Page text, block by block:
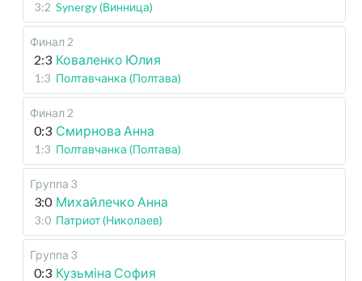
3:2 Synergy (Винница)
Финал 2
2:3 Коваленко Юлия
1:3 Полтавчанка (Полтава)
Финал 2
0:3 Смирнова Анна
1:3 Полтавчанка (Полтава)
Группа 3
3:0 Михайлечко Анна
3:0 Патриот (Николаев)
Группа 3
0:3 Кузьміна София